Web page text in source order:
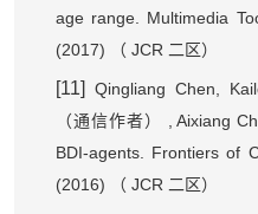
age range. Multimedia
(2017)
（ JCR 二区）
[11]Qingliang Chen,
（通信作者）
, Aixiang
BDI-agents. Frontiers of
(2016)
（ JCR 二区）